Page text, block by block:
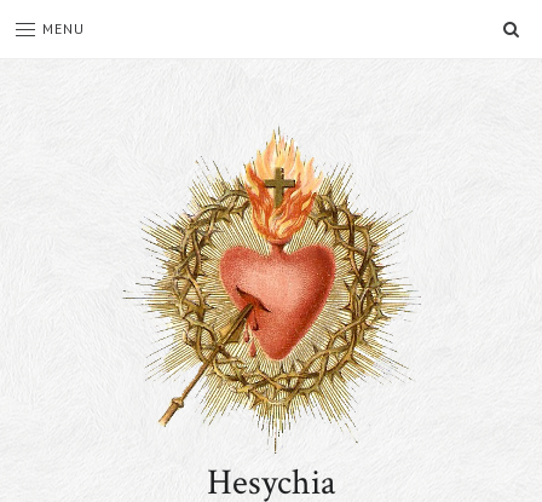
MENU
Hesychia